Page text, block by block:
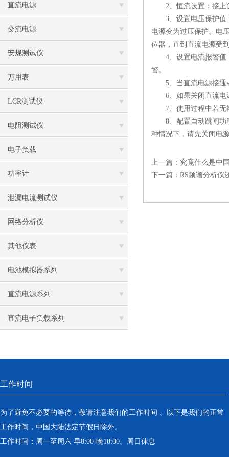
直流电源
交流电源
安规测试仪
万用表
LCR测试仪
电阻测试仪
电子负载
功率计
泄漏电流测试仪
网络分析仪
其他仪表
电池模拟器系列
直流电源系列
直流电子负载系列
2、恒流设置：接上负
3、设置电压保护值：
电源变为过压保护。电
位器，直到直流电源受
4、设置电流报警值：
警。
5、当直流电源接通
6、如果关闭直流电源
7、使用过程中若无输
8、配置自动跳闸功能
种情况下，请先关闭电
上一篇： 究竟什么是中
下一篇： RS频谱分析仪
工作时间
为了避免不必要的等待，敬请注意我们的工作时间 。以下是我们的正常
工作时间，中国大陆法定节假日除外。
工作时间：周一至周六 早8:00-晚18:00。周日休息